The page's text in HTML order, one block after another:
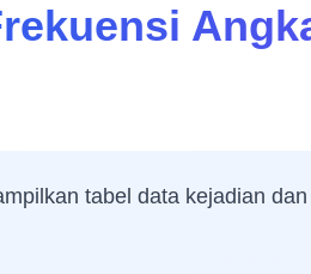
tabel data kejadian